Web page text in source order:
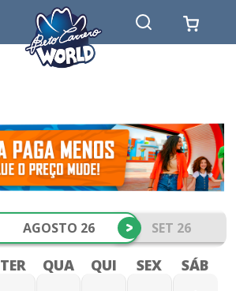
AGOSTO 26 SET 26
>
TER QUA QUI SEX SÁB